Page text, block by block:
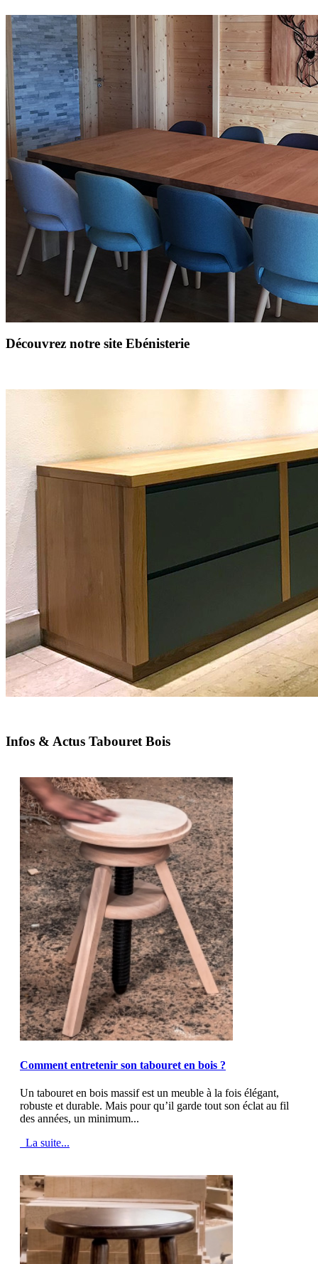
Découvrez notre site Ebénisterie
Infos & Actus Tabouret Bois
Comment entretenir son tabouret en bois ?
Un tabouret en bois massif est un meuble à la fois élégant,
robuste et durable. Mais pour qu’il garde tout son éclat au fil
des années, un minimum...
La suite...